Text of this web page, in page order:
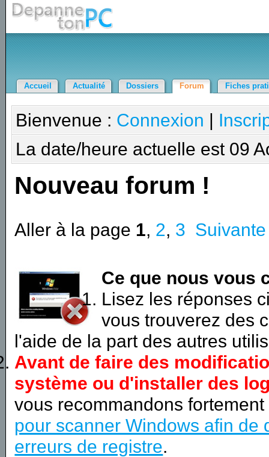
Accueil Actualité Dossiers Forum Fiches
Bienvenue : Connexion |
La date/heure actuelle est 09
Nouveau forum !
Aller à la page 1, 2, 3 Suivante
Ce que nous vous
Lisez les réponses
vous trouverez des
l'aide de la part des autres
Avant de faire des
système ou d'installer des
vous recommandons
pour scanner Windows afin de
erreurs de registre.